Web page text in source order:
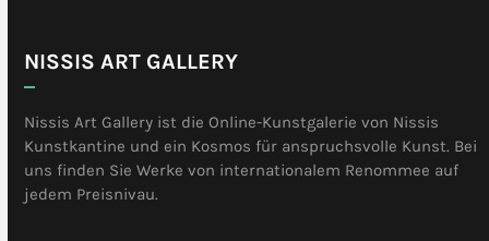
NISSIS ART GALLERY
Nissis Art Gallery ist die Online-Kunstgalerie von Nissis
Kunstkantine und ein Kosmos für anspruchsvolle Kunst. Bei
uns finden Sie Werke von internationalem Renommee auf
jedem Preisnivau.